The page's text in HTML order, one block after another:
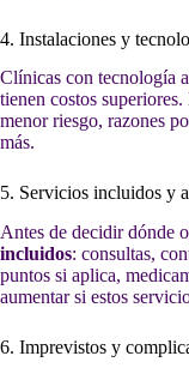
4. Instalaciones y
Clínicas con tecnología
tienen costos
menor riesgo, razones
más.
5. Servicios incluidos y
Antes de decidir dónde
incluidos: consultas,
puntos si aplica,
aumentar si estos
6. Imprevistos y